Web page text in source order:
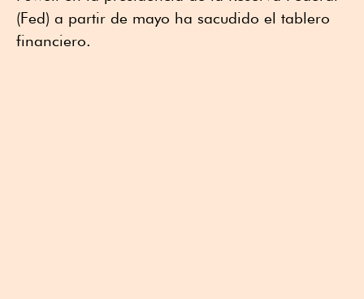
(Fed) a partir de mayo ha sacudido el tablero
financiero.